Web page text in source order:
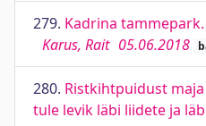
279. Kadrina
Karus, Rait 05.06.2018
280. Ristkihtpuidust
tule levik läbi liidete ja